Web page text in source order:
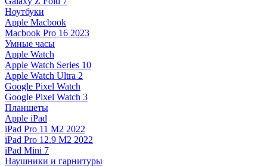
Ноутбуки
Apple Macbook
Macbook Pro 16 2023
Умные часы
Apple Watch
Apple Watch Series 10
Apple Watch Ultra 2
Google Pixel Watch
Google Pixel Watch 3
Планшеты
Apple iPad
iPad Pro 11 M2 2022
iPad Pro 12.9 M2 2022
iPad Mini 7
Наушники и гарнитуры